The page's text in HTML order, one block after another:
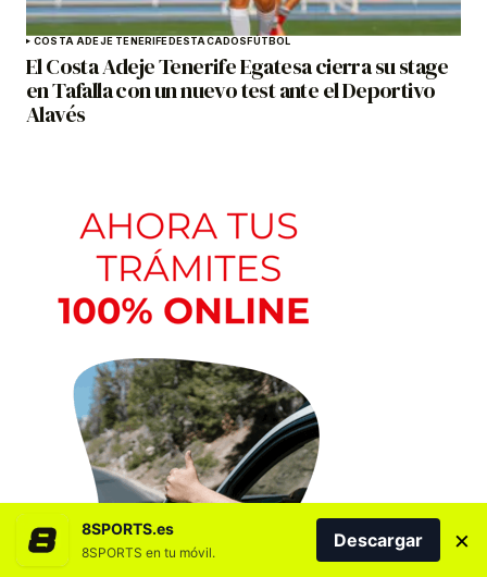
COSTA ADEJE TENERIFEDESTACADOSFÚTBOL
El Costa Adeje Tenerife Egatesa cierra su stage
en Tafalla con un nuevo test ante el Deportivo
Alavés
8SPORTS.es
8SPORTS en tu móvil.
Descargar ×